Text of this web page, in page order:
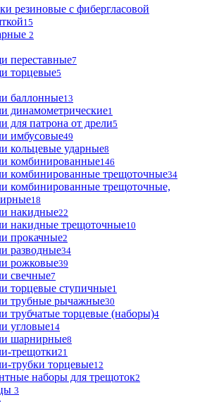
резиновые с фибергласовой
15
2
переставные7
торцевые5
баллонные13
динамометрические1
для патрона от дрели5
имбусовые49
кольцевые ударные8
комбинированные146
комбинированные трещоточные34
комбинированные трещоточные,
18
накидные22
накидные трещоточные10
прокачные2
разводные34
рожковые39
свечные7
торцевые ступичные1
трубные рычажные30
трубчатые торцевые (наборы)4
угловые14
шарнирные8
трещотки21
трубки торцевые12
наборы для трещоток2
3